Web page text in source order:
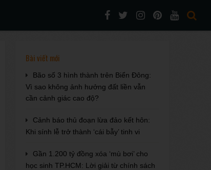
Bài viết mới
Bão số 3 hình thành trên Biển Đông:
Vì sao không ảnh hưởng đất liền vẫn
cần cảnh giác cao độ?
Cảnh báo thủ đoạn lừa đảo kết hôn:
Khi sính lễ trở thành ‘cái bẫy’ tinh vi
Gần 1.200 tỷ đồng xóa ‘mù bơi’ cho
học sinh TP.HCM: Lời giải từ chính sách